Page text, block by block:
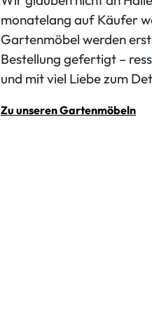
monatelang auf Käufer
Gartenmöbel werden
Bestellung gefertigt –
und mit viel Liebe zum
Zu unseren Gartenmöbeln